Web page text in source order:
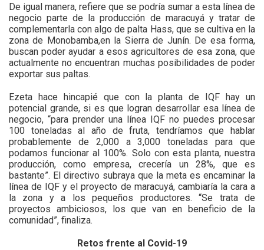
De igual manera, refiere que se podría sumar a esta línea de
negocio parte de la producción de maracuyá y tratar de
complementarla con algo de palta Hass, que se cultiva en la
zona de Monobamba,en la Sierra de Junín. De esa forma,
buscan poder ayudar a esos agricultores de esa zona, que
actualmente no encuentran muchas posibilidades de poder
exportar sus paltas.
Ezeta hace hincapié que con la planta de IQF hay un
potencial grande, si es que logran desarrollar esa línea de
negocio, “para prender una línea IQF no puedes procesar
100 toneladas al año de fruta, tendríamos que hablar
probablemente de 2,000 a 3,000 toneladas para que
podamos funcionar al 100%. Solo con esta planta, nuestra
producción, como empresa, crecería un 28%, que es
bastante”. El directivo subraya que la meta es encaminar la
línea de IQF y el proyecto de maracuyá, cambiaría la cara a
la zona y a los pequeños productores. “Se trata de
proyectos ambiciosos, los que van en beneficio de la
comunidad”, finaliza.
Retos frente al Covid-19